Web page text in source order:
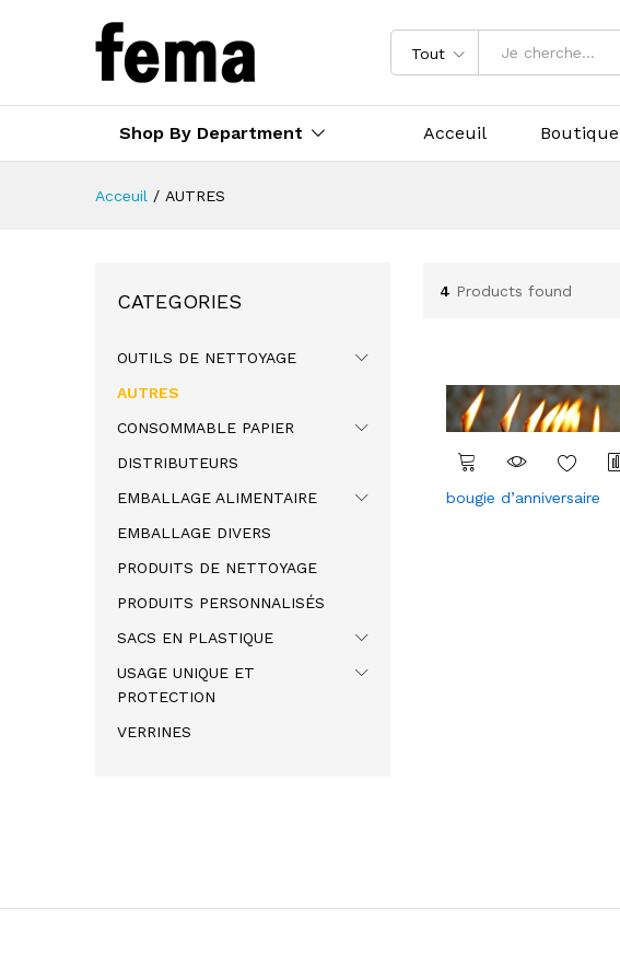
Tout
Shop By Department Acceuil Boutique
Acceuil / AUTRES
4 Products found
bougie d’anniversaire
CATEGORIES
OUTILS DE NETTOYAGE
AUTRES
CONSOMMABLE PAPIER
DISTRIBUTEURS
EMBALLAGE ALIMENTAIRE
EMBALLAGE DIVERS
PRODUITS DE NETTOYAGE
PRODUITS PERSONNALISÉS
SACS EN PLASTIQUE
USAGE UNIQUE ET
PROTECTION
VERRINES